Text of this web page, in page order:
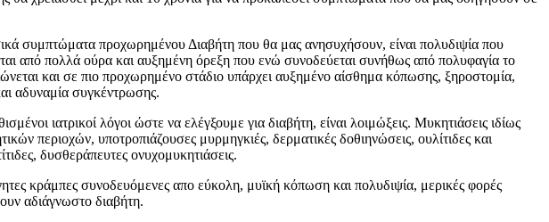
συμπτώματα προχωρημένου Διαβήτη που θα μας ανησυχήσουν, είναι πολυδιψία που
από πολλά ούρα και αυξημένη όρεξη που ενώ συνοδεύεται συνήθως από πολυφαγία το
και σε πιο προχωρημένο στάδιο υπάρχει αυξημένο αίσθημα κόπωσης, ξηροστομία,
αδυναμία συγκέντρωσης.
ιατρικοί λόγοι ώστε να ελέγξουμε για διαβήτη, είναι λοιμώξεις. Μυκητιάσεις ιδίως
περιοχών, υποτροπιάζουσες μυρμηγκιές, δερματικές δοθιηνώσεις, ουλίτιδες και
δυσθεράπευτες ονυχομυκητιάσεις.
κράμπες συνοδευόμενες απο εύκολη, μυϊκή κόπωση και πολυδιψία, μερικές φορές
αδιάγνωστο διαβήτη.